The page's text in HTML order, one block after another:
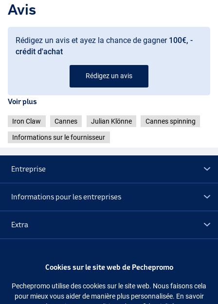
Avis
Rédigez un avis et ayez la chance de gagner 100€, -
crédit d'achat
Rédigez un avis
Voir plus
Iron Claw Cannes Julian Klönne Cannes spinning
Informations sur le fournisseur
Entreprise
Informations pour les entreprises
Extra
Suivez-nous Facebook Instagram
Cookies sur le site web de Pechepromo
Pechepromo utilise des cookies sur le site web. Nous faisons cela
pour mieux vous aider de manière plus personnalisée. En savoir